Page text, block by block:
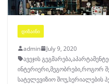
ᲓᲘᲖᲐᲘᲜᲘ
admin
July 9, 2020
ავეჯის გეგმარება,
ინტერიერი,მეგობრები,როგორ
სატელევიზიო შოუ,სერიალების